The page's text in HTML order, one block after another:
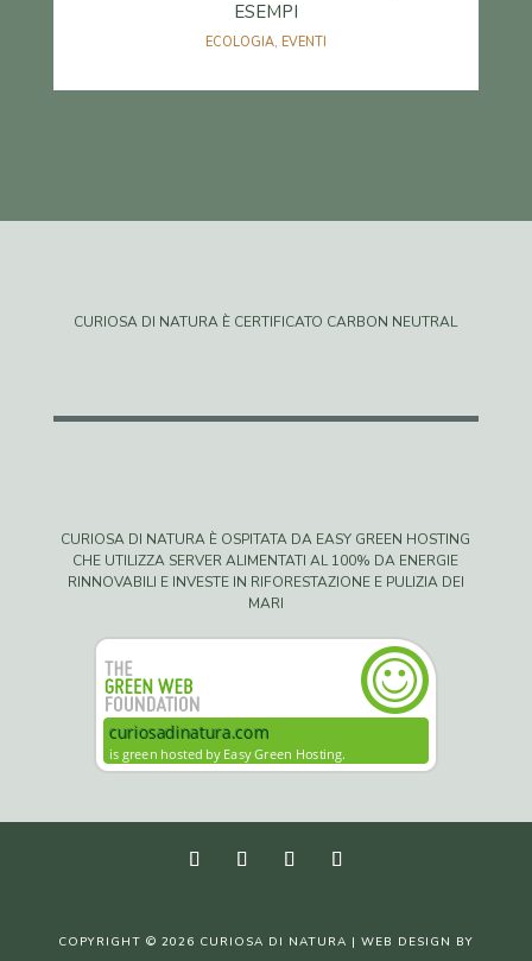
ESEMPI
ECOLOGIA, EVENTI
CURIOSA DI NATURA È CERTIFICATO CARBON NEUTRAL
CURIOSA DI NATURA È OSPITATA DA EASY GREEN HOSTING
CHE UTILIZZA SERVER ALIMENTATI AL 100% DA ENERGIE
RINNOVABILI E INVESTE IN RIFORESTAZIONE E PULIZIA DEI
MARI
COPYRIGHT © 2026 CURIOSA DI NATURA | WEB DESIGN BY